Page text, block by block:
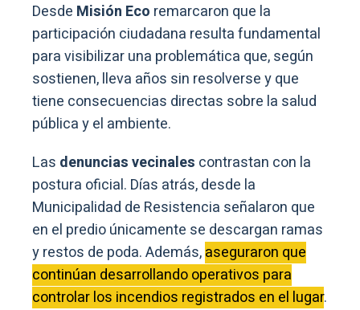
Desde Misión Eco remarcaron que la
participación ciudadana resulta fundamental
para visibilizar una problemática que, según
sostienen, lleva años sin resolverse y que
tiene consecuencias directas sobre la salud
pública y el ambiente.
Las denuncias vecinales contrastan con la
postura oficial. Días atrás, desde la
Municipalidad de Resistencia señalaron que
en el predio únicamente se descargan ramas
y restos de poda. Además,aseguraron que
continúan desarrollando operativos para
controlar los incendios registrados en el lugar.